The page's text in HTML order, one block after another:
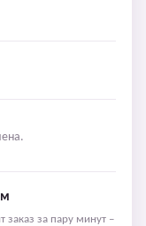
за пару минут –